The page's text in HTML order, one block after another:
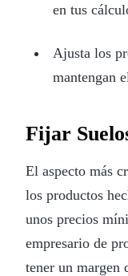
en tus
Ajusta los
mantengan
Fijar
El aspecto más
los productos
unos precios
empresario de
tener un margen